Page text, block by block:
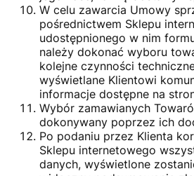
W celu zawarcia Umowy
pośrednictwem Sklepu
udostępnionego w nim
należy dokonać wyboru
kolejne czynności
wyświetlane Klientowi
informacje dostępne na
Wybór zamawianych
dokonywany poprzez ich
Po podaniu przez Klienta
Sklepu internetowego
danych, wyświetlone